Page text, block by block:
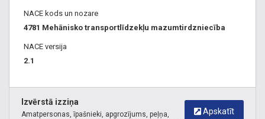
NACE kods un nozare
4781 Mehānisko transportlīdzekļu mazumtirdzniecība
NACE versija
2.1
Apskatīt
Izvērstā izziņa
Amatpersonas, īpašnieki, apgrozījums, peļņa,